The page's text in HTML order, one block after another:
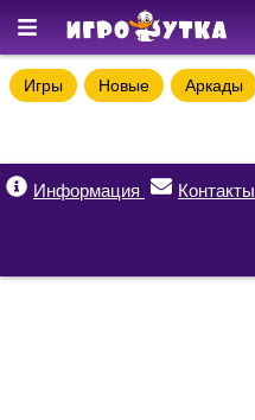
Игры Новые Аркады
Информация Контакты